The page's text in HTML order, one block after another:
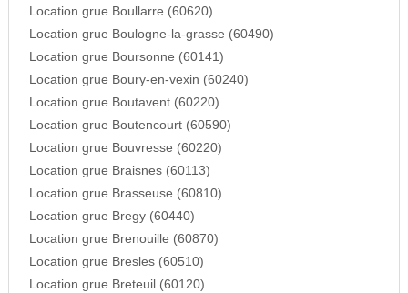
Location grue Boullarre (60620)
Location grue Boulogne-la-grasse (60490)
Location grue Boursonne (60141)
Location grue Boury-en-vexin (60240)
Location grue Boutavent (60220)
Location grue Boutencourt (60590)
Location grue Bouvresse (60220)
Location grue Braisnes (60113)
Location grue Brasseuse (60810)
Location grue Bregy (60440)
Location grue Brenouille (60870)
Location grue Bresles (60510)
Location grue Breteuil (60120)